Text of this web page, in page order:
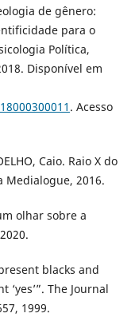
de gênero:
para o
Política,
Disponível em
. Acesso
Caio. Raio X do
Medialogue, 2016.
olhar sobre a
blacks and
The Journal
1999.